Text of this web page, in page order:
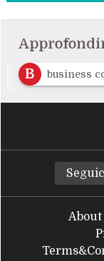
B
business
T
About